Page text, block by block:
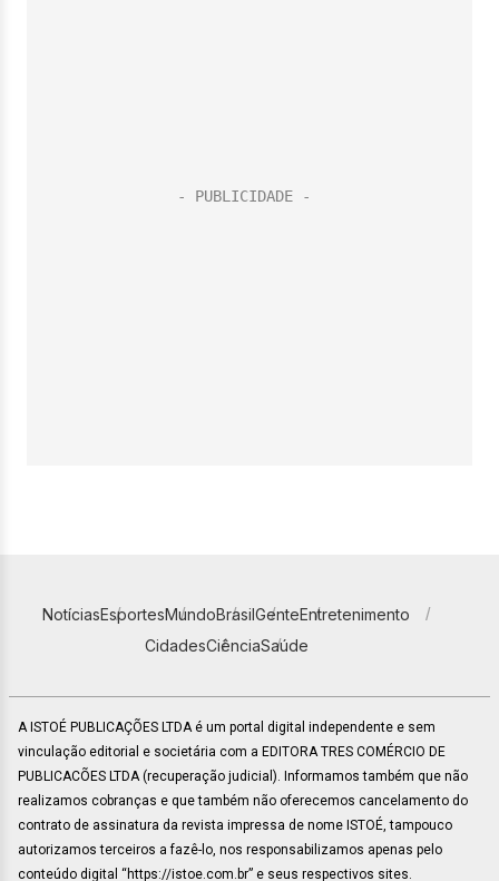
NotíciasEsportesMundoBrasilGenteEntretenimento
CidadesCiênciaSaúde
A ISTOÉ PUBLICAÇÕES LTDA é um portal digital independente e sem
vinculação editorial e societária com a EDITORA TRES COMÉRCIO DE
PUBLICACÕES LTDA (recuperação judicial). Informamos também que não
realizamos cobranças e que também não oferecemos cancelamento do
contrato de assinatura da revista impressa de nome ISTOÉ, tampouco
autorizamos terceiros a fazê-lo, nos responsabilizamos apenas pelo
conteúdo digital “https://istoe.com.br” e seus respectivos sites.